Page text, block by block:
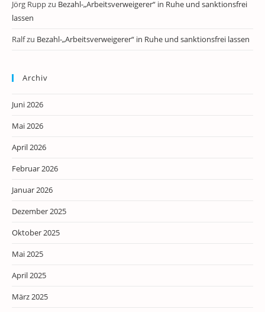
Jörg Ruppzu Bezahl-„Arbeitsverweigerer“ in Ruhe und sanktionsfrei
lassen
Ralfzu Bezahl-„Arbeitsverweigerer“ in Ruhe und sanktionsfrei lassen
Archiv
Juni 2026
Mai 2026
April 2026
Februar 2026
Januar 2026
Dezember 2025
Oktober 2025
Mai 2025
April 2025
März 2025